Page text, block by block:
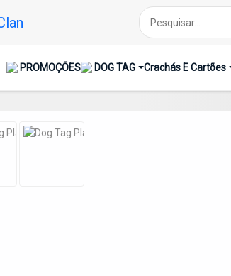
PROMOÇÕES DOG TAG Crachás E Cartões
Mensagem Nunca Se Esqueça Te Amo